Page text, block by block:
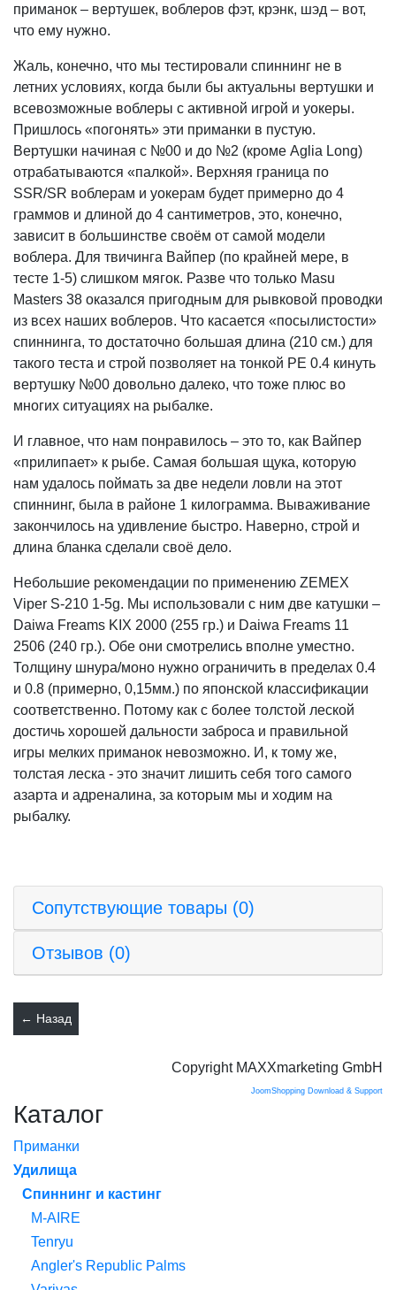
приманок – вертушек, воблеров фэт, крэнк, шэд – вот,
что ему нужно.
Жаль, конечно, что мы тестировали спиннинг не в
летних условиях, когда были бы актуальны вертушки и
всевозможные воблеры с активной игрой и уокеры.
Пришлось «погонять» эти приманки в пустую.
Вертушки начиная с №00 и до №2 (кроме Aglia Long)
отрабатываются «палкой». Верхняя граница по
SSR/SR воблерам и уокерам будет примерно до 4
граммов и длиной до 4 сантиметров, это, конечно,
зависит в большинстве своём от самой модели
воблера. Для твичинга Вайпер (по крайней мере, в
тесте 1-5) слишком мягок. Разве что только Masu
Masters 38 оказался пригодным для рывковой проводки
из всех наших воблеров. Что касается «посылистости»
спиннинга, то достаточно большая длина (210 см.) для
такого теста и строй позволяет на тонкой PE 0.4 кинуть
вертушку №00 довольно далеко, что тоже плюс во
многих ситуациях на рыбалке.
И главное, что нам понравилось – это то, как Вайпер
«прилипает» к рыбе. Самая большая щука, которую
нам удалось поймать за две недели ловли на этот
спиннинг, была в районе 1 килограмма. Вываживание
закончилось на удивление быстро. Наверно, строй и
длина бланка сделали своё дело.
Небольшие рекомендации по применению ZEMEX
Viper S-210 1-5g. Мы использовали с ним две катушки –
Daiwa Freams KIX 2000 (255 гр.) и Daiwa Freams 11
2506 (240 гр.). Обе они смотрелись вполне уместно.
Толщину шнура/моно нужно ограничить в пределах 0.4
и 0.8 (примерно, 0,15мм.) по японской классификации
соответственно. Потому как с более толстой леской
достичь хорошей дальности заброса и правильной
игры мелких приманок невозможно. И, к тому же,
толстая леска - это значит лишить себя того самого
азарта и адреналина, за которым мы и ходим на
рыбалку.
Сопутствующие товары (0)
Отзывов (0)
Copyright MAXXmarketing GmbH
JoomShopping Download & Support
Каталог
Приманки
Удилища
Спиннинг и кастинг
M-AIRE
Tenryu
Angler's Republic Palms